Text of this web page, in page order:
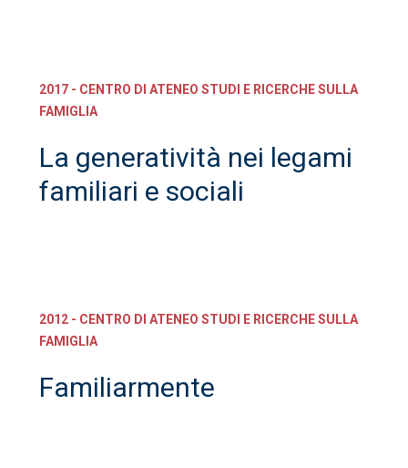
2017 - CENTRO DI ATENEO STUDI E RICERCHE SULLA
FAMIGLIA
La generatività nei legami
familiari e sociali
2012 - CENTRO DI ATENEO STUDI E RICERCHE SULLA
FAMIGLIA
Familiarmente